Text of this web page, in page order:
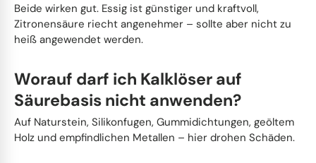
Beide wirken gut. Essig ist günstiger und kraftvoll,
Zitronensäure riecht angenehmer – sollte aber nicht zu
heiß angewendet werden.
Worauf darf ich Kalklöser auf
Säurebasis nicht anwenden?
Auf Naturstein, Silikonfugen, Gummidichtungen, geöltem
Holz und empfindlichen Metallen – hier drohen Schäden.